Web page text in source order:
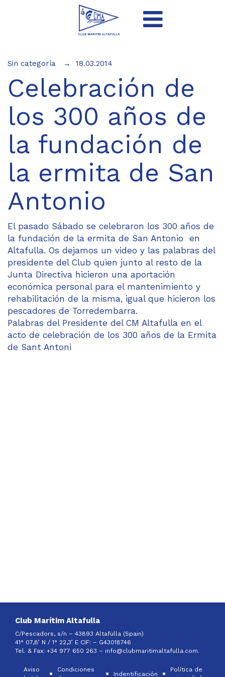
Sin categoría 18.03.2014
Celebración de
los 300 años de
la fundación de
la ermita de San
Antonio
El pasado Sábado se celebraron los 300 años de
la fundación de la ermita de San Antonio en
Altafulla. Os dejamos un video y las palabras del
presidente del Club quien junto al resto de la
Junta Directiva hicieron una aportación
económica personal para el mantenimiento y
rehabilitación de la misma, igual que hicieron los
pescadores de Torredembarra.
Palabras del Presidente del CM Altafulla en el
acto de celebración de los 300 años de la Ermita
de Sant Antoni
Club Marítim Altafulla
C/Pescadors, s/n – 43893 Altafulla (Spain)
41° 07,8’ N / 1° 22,3’ E CIF: – G43018746
Tel. & Fax: +34 977 650 263 – info@clubmaritimaltafulla.com.
Aviso
Condiciones
Indentificación
Política de